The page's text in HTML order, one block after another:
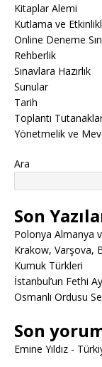
Kitaplar Alemi
Kutlama ve
Online Deneme
Rehberlik
Sınavlara Hazırlık
Sunular
Tarih
Toplantı
Yönetmelik ve
Ara
Son
Polonya Almanya
Krakow, Varşova,
Kumuk Türkleri
İstanbul’un Fethi
Osmanlı Ordusu
Son
Emine Yıldız -